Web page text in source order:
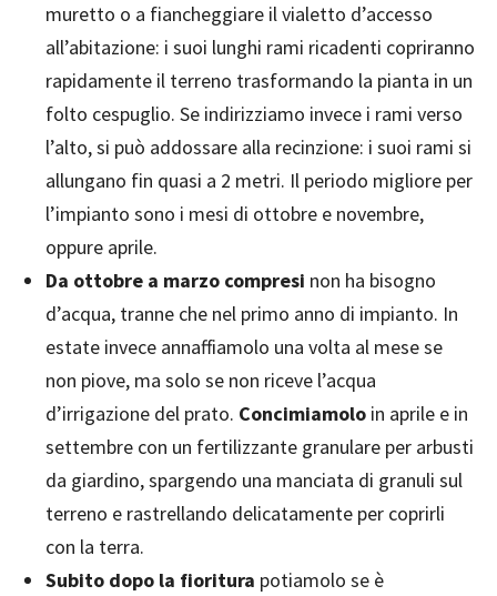
muretto o a fiancheggiare il vialetto d’accesso
all’abitazione: i suoi lunghi rami ricadenti copriranno
rapidamente il terreno trasformando la pianta in un
folto cespuglio. Se indirizziamo invece i rami verso
l’alto, si può addossare alla recinzione: i suoi rami si
allungano fin quasi a 2 metri. Il periodo migliore per
l’impianto sono i mesi di ottobre e novembre,
oppure aprile.
Da ottobre a marzo compresi non ha bisogno
d’acqua, tranne che nel primo anno di impianto. In
estate invece annaffiamolo una volta al mese se
non piove, ma solo se non riceve l’acqua
d’irrigazione del prato. Concimiamolo in aprile e in
settembre con un fertilizzante granulare per arbusti
da giardino, spargendo una manciata di granuli sul
terreno e rastrellando delicatamente per coprirli
con la terra.
Subito dopo la fioritura potiamolo se è